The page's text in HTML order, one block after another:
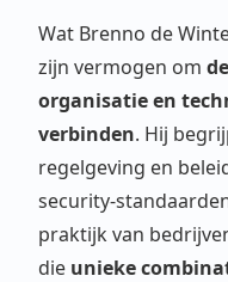
Wat Brenno de
zijn vermogen om
organisatie en
verbinden. Hij
regelgeving en
security-
praktijk van
die unieke